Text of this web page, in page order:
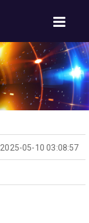
2025-05-10 03:08:57